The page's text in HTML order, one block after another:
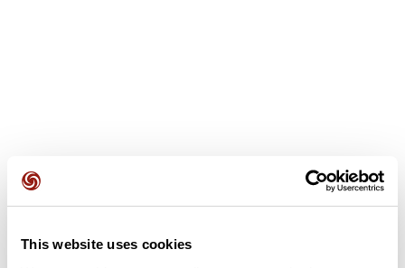
This website uses cookies
Avis des utilisateurs